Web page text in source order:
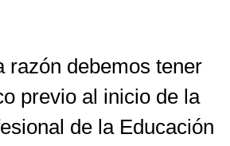
razón debemos tener
previo al inicio de la
de la Educación